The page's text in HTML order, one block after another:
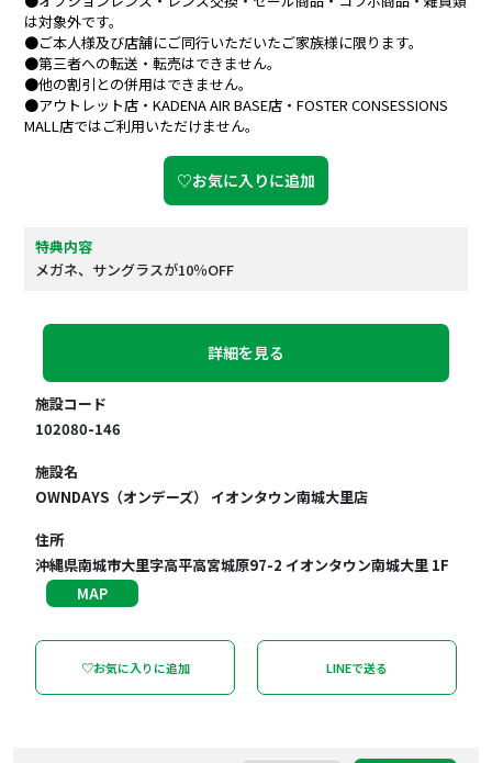
は対象外です。
●ご本人様及び店舗にご同行いただいたご家族様に限ります。
●第三者への転送・転売はできません。
●他の割引との併用はできません。
●アウトレット店・KADENA AIR BASE店・FOSTER CONSESSIONS
MALL店ではご利用いただけません。
♡お気に入りに追加
特典内容
メガネ、サングラスが10％OFF
詳細を見る
施設コード
102080-146
施設名
OWNDAYS（オンデーズ） イオンタウン南城大里店
住所
沖縄県南城市大里字高平高宮城原97-2 イオンタウン南城大里 1F
MAP
♡お気に入りに追加 LINEで送る